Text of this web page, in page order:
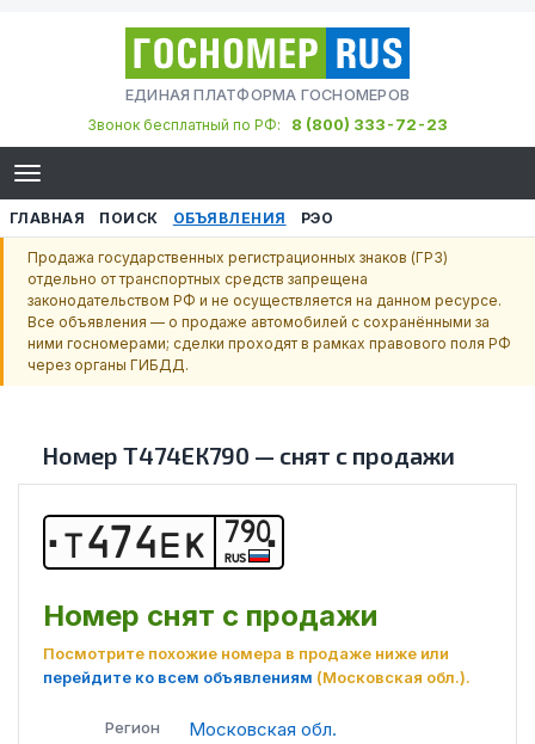
ЕДИНАЯ ПЛАТФОРМА ГОСНОМЕРОВ
Звонок бесплатный по РФ:
8 (800) 333-72-23
ГЛАВНАЯ ПОИСК ОБЪЯВЛЕНИЯ РЭО
Продажа государственных регистрационных знаков (ГРЗ)
отдельно от транспортных средств запрещена
законодательством РФ и не осуществляется на данном ресурсе.
Все объявления — о продаже автомобилей с сохранёнными за
ними госномерами; сделки проходят в рамках правового поля РФ
через органы ГИБДД.
Номер Т474ЕК790 — снят с продажи
Т474Е К 790
RUS
Номер снят с продажи
Посмотрите похожие номера в продаже ниже или
перейдите ко всем объявлениям (Московская обл.).
Регион Московская обл.